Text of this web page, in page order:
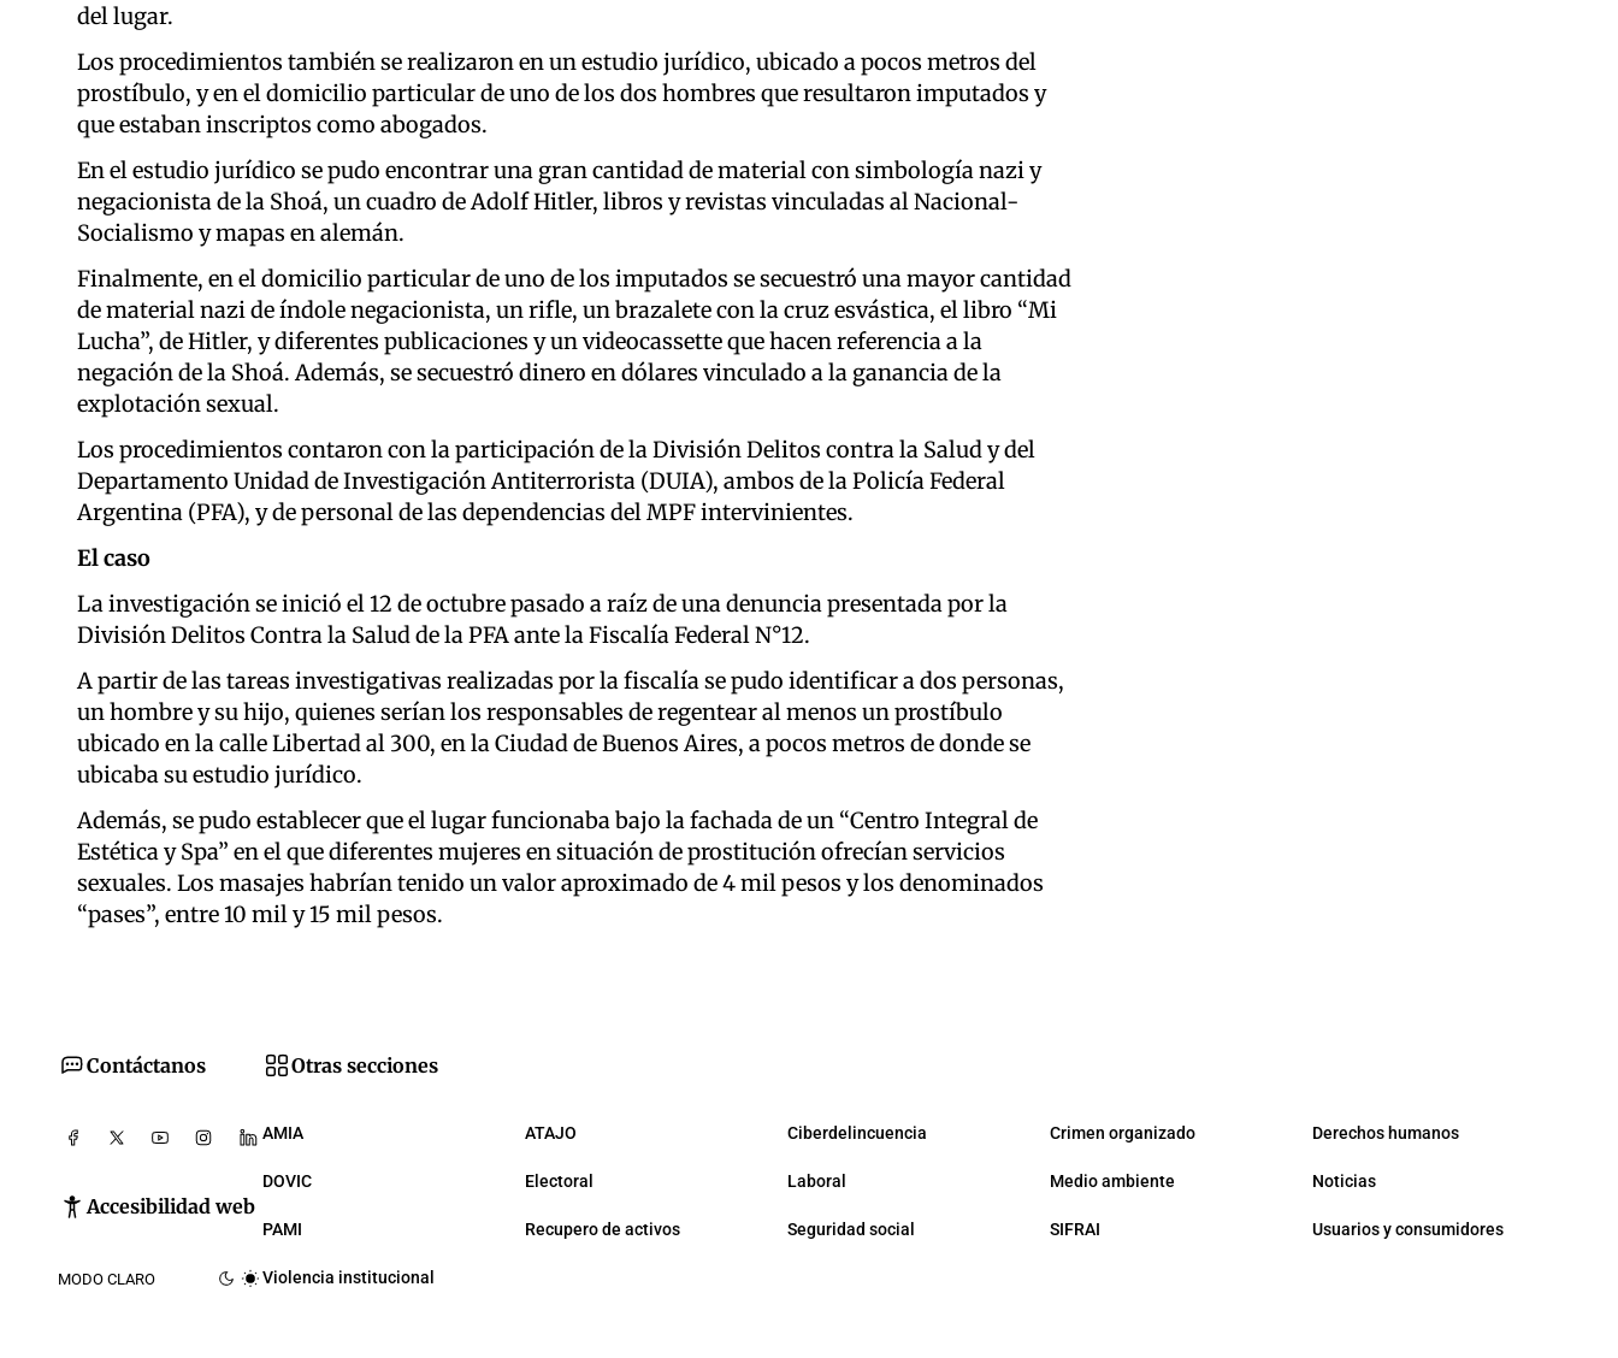
del lugar.
Los procedimientos también se realizaron en un estudio jurídico, ubicado a pocos metros del
prostíbulo, y en el domicilio particular de uno de los dos hombres que resultaron imputados y
que estaban inscriptos como abogados.
En el estudio jurídico se pudo encontrar una gran cantidad de material con simbología nazi y
negacionista de la Shoá, un cuadro de Adolf Hitler, libros y revistas vinculadas al Nacional-
Socialismo y mapas en alemán.
Finalmente, en el domicilio particular de uno de los imputados se secuestró una mayor cantidad
de material nazi de índole negacionista, un rifle, un brazalete con la cruz esvástica, el libro “Mi
Lucha”, de Hitler, y diferentes publicaciones y un videocassette que hacen referencia a la
negación de la Shoá. Además, se secuestró dinero en dólares vinculado a la ganancia de la
explotación sexual.
Los procedimientos contaron con la participación de la División Delitos contra la Salud y del
Departamento Unidad de Investigación Antiterrorista (DUIA), ambos de la Policía Federal
Argentina (PFA), y de personal de las dependencias del MPF intervinientes.
El caso
La investigación se inició el 12 de octubre pasado a raíz de una denuncia presentada por la
División Delitos Contra la Salud de la PFA ante la Fiscalía Federal N°12.
A partir de las tareas investigativas realizadas por la fiscalía se pudo identificar a dos personas,
un hombre y su hijo, quienes serían los responsables de regentear al menos un prostíbulo
ubicado en la calle Libertad al 300, en la Ciudad de Buenos Aires, a pocos metros de donde se
ubicaba su estudio jurídico.
Además, se pudo establecer que el lugar funcionaba bajo la fachada de un “Centro Integral de
Estética y Spa” en el que diferentes mujeres en situación de prostitución ofrecían servicios
sexuales. Los masajes habrían tenido un valor aproximado de 4 mil pesos y los denominados
“pases”, entre 10 mil y 15 mil pesos.
Contáctanos
Accesibilidad web
MODO CLARO
Otras secciones
AMIA ATAJO Ciberdelincuencia Crimen organizado Derechos humanos
DOVIC Electoral Laboral Medio ambiente Noticias
PAMI Recupero de activos Seguridad social SIFRAI Usuarios y consumidores
Violencia institucional